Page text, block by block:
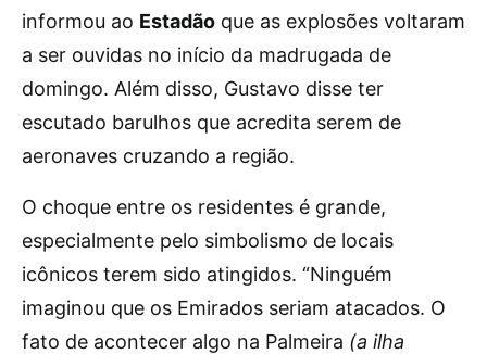
informou ao Estadão que as explosões voltaram
a ser ouvidas no início da madrugada de
domingo. Além disso, Gustavo disse ter
escutado barulhos que acredita serem de
aeronaves cruzando a região.
O choque entre os residentes é grande,
especialmente pelo simbolismo de locais
icônicos terem sido atingidos. “Ninguém
imaginou que os Emirados seriam atacados. O
fato de acontecer algo na Palmeira (a ilha